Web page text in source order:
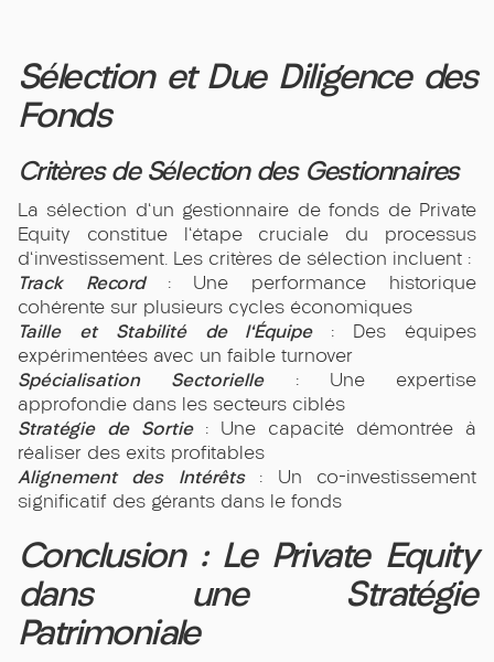
Sélection et Due Diligence des
Fonds
Critères de Sélection des Gestionnaires
La sélection d'un gestionnaire de fonds de Private
Equity constitue l'étape cruciale du processus
d'investissement. Les critères de sélection incluent :
Track Record: Une performance historique
cohérente sur plusieurs cycles économiques
Taille et Stabilité de l'Équipe: Des équipes
expérimentées avec un faible turnover
Spécialisation Sectorielle: Une expertise
approfondie dans les secteurs ciblés
Stratégie de Sortie: Une capacité démontrée à
réaliser des exits profitables
Alignement des Intérêts: Un co-investissement
significatif des gérants dans le fonds
Conclusion : Le Private Equity
dans une Stratégie
Patrimoniale